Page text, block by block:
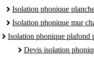
Isolation phonique
Isolation phonique mur
Isolation phonique plafond
Devis isolation